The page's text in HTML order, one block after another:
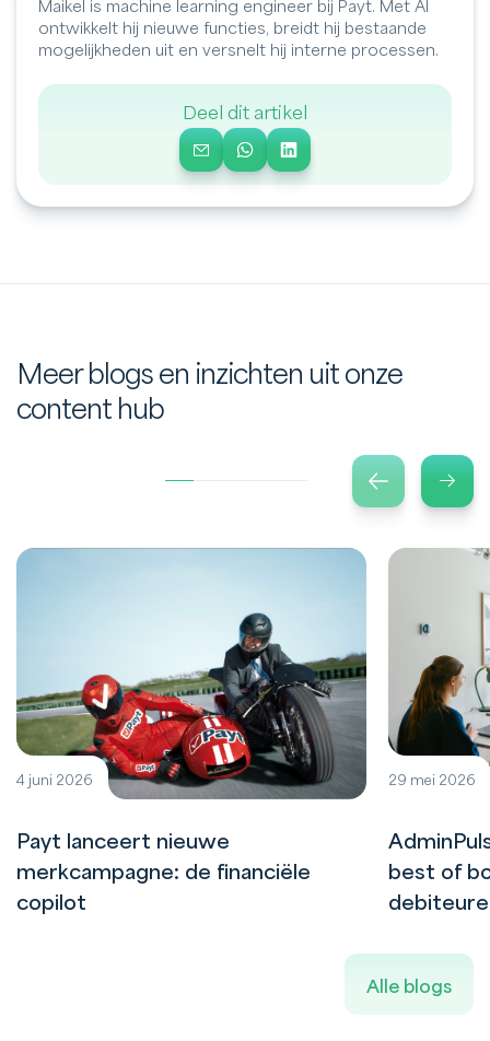
Maikel is machine learning engineer bij Payt. Met AI
ontwikkelt hij nieuwe functies, breidt hij bestaande
mogelijkheden uit en versnelt hij interne processen.
Deel dit artikel
Meer blogs en inzichten uit onze
content hub
4 juni 2026
Payt lanceert nieuwe
merkcampagne: de financiële
copilot
29 mei 2026
best of
Alle blogs